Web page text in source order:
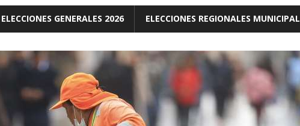
ELECCIONES GENERALES 2026 ELECCIONES REGIONALES